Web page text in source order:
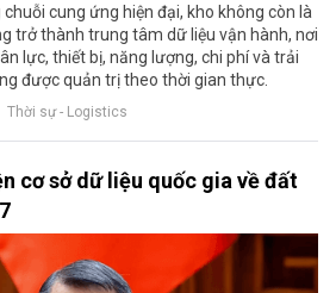
cung ứng hiện đại, kho không còn là
trở thành trung tâm dữ liệu vận hành, nơi
lực, thiết bị, năng lượng, chi phí và trải
được quản trị theo thời gian thực.
Thời sự - Logistics
cơ sở dữ liệu quốc gia về đất